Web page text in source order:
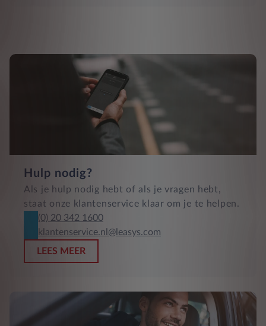
Hulp nodig?
Als je hulp nodig hebt of als je vragen hebt,
staat onze klantenservice klaar om je te helpen.
(0) 20 342 1600
klantenservice.nl@leasys.com
LEES MEER